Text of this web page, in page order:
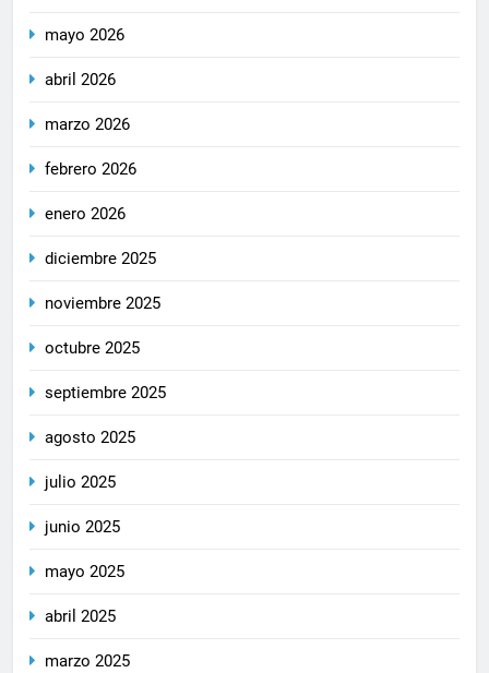
mayo 2026
abril 2026
marzo 2026
febrero 2026
enero 2026
diciembre 2025
noviembre 2025
octubre 2025
septiembre 2025
agosto 2025
julio 2025
junio 2025
mayo 2025
abril 2025
marzo 2025